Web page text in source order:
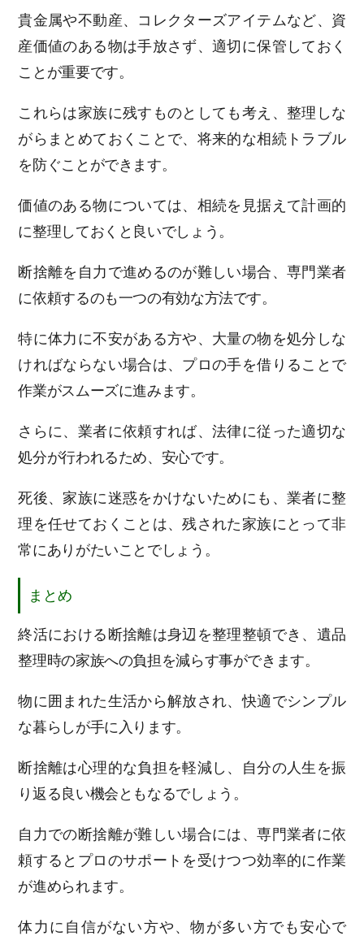
貴金属や不動産、コレクターズアイテムなど、資
産価値のある物は手放さず、適切に保管しておく
ことが重要です。
これらは家族に残すものとしても考え、整理しな
がらまとめておくことで、将来的な相続トラブル
を防ぐことができます。
価値のある物については、相続を見据えて計画的
に整理しておくと良いでしょう。
断捨離を自力で進めるのが難しい場合、専門業者
に依頼するのも一つの有効な方法です。
特に体力に不安がある方や、大量の物を処分しな
ければならない場合は、プロの手を借りることで
作業がスムーズに進みます。
さらに、業者に依頼すれば、法律に従った適切な
処分が行われるため、安心です。
死後、家族に迷惑をかけないためにも、業者に整
理を任せておくことは、残された家族にとって非
常にありがたいことでしょう。
まとめ
終活における断捨離は身辺を整理整頓でき、遺品
整理時の家族への負担を減らす事ができます。
物に囲まれた生活から解放され、快適でシンプル
な暮らしが手に入ります。
断捨離は心理的な負担を軽減し、自分の人生を振
り返る良い機会ともなるでしょう。
自力での断捨離が難しい場合には、専門業者に依
頼するとプロのサポートを受けつつ効率的に作業
が進められます。
体力に自信がない方や、物が多い方でも安心で